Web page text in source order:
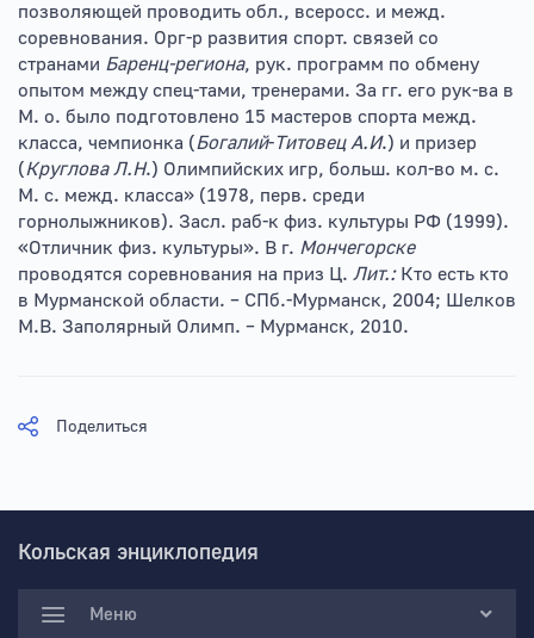
позволяющей проводить обл., всеросс. и межд.
соревнования. Орг-р развития спорт. связей со
странами Баренц-региона, рук. программ по обмену
опытом между спец-тами, тренерами. За гг. его рук-ва в
М. о. было подготовлено 15 мастеров спорта межд.
класса, чемпионка (Богалий-Титовец А.И.) и призер
(Круглова Л.Н.) Олимпийских игр, больш. кол-во м. с.
М. с. межд. класса» (1978, перв. среди
горнолыжников). Засл. раб-к физ. культуры РФ (1999).
«Отличник физ. культуры». В г. Мончегорске
проводятся соревнования на приз Ц. Лит.: Кто есть кто
в Мурманской области. – СПб.-Мурманск, 2004; Шелков
М.В. Заполярный Олимп. – Мурманск, 2010.
Поделиться
Кольская энциклопедия
Меню